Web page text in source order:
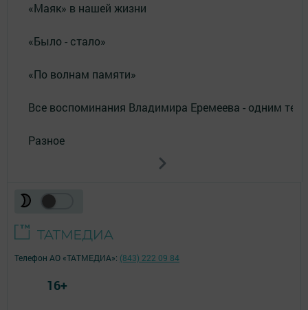
«Маяк» в нашей жизни
«Было - стало»
«По волнам памяти»
Все воспоминания Владимира Еремеева - одним
Разное
Телефон АО «ТАТМЕДИА»: (843) 222 09 84
16+